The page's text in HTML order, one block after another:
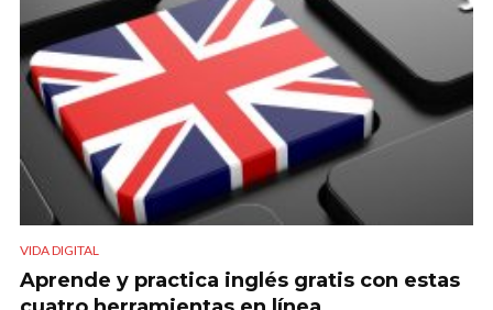
VIDA DIGITAL
Aprende y practica inglés gratis con estas